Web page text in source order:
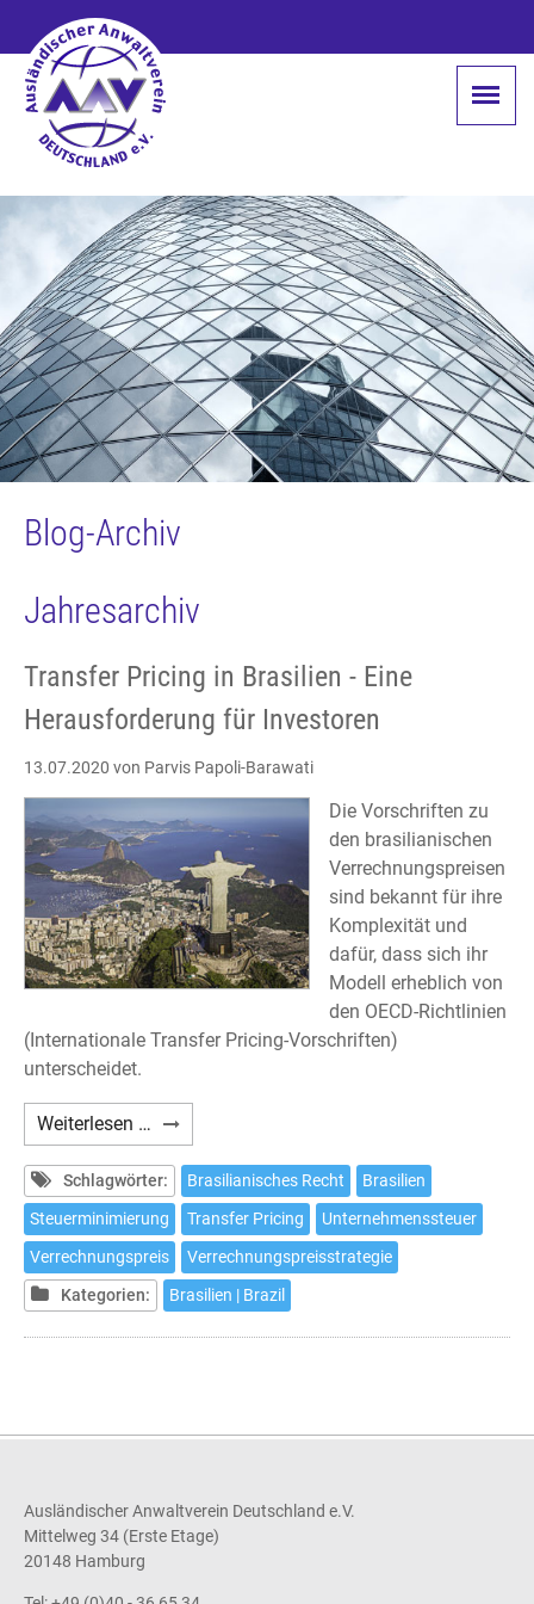
Blog-Archiv
Jahresarchiv
Transfer Pricing in Brasilien - Eine
Herausforderung für Investoren
13.07.2020 von Parvis Papoli-Barawati
Die Vorschriften zu
den brasilianischen
Verrechnungspreisen
sind bekannt für ihre
Komplexität und
dafür, dass sich ihr
Modell erheblich von
den OECD-Richtlinien
(Internationale Transfer Pricing-Vorschriften)
unterscheidet.
Weiterlesen … Transfer
Pricing
in
Brasilien
-
Eine
Herausforderung
Schlagwörter: Brasilianisches Recht
Brasilien
Steuerminimierung
Transfer Pricing
Unternehmenssteuer
Verrechnungspreis
Verrechnungspreisstrategie
Kategorien:
Brasilien | Brazil
Ausländischer Anwaltverein Deutschland e.V.
Mittelweg 34 (Erste Etage)
20148 Hamburg